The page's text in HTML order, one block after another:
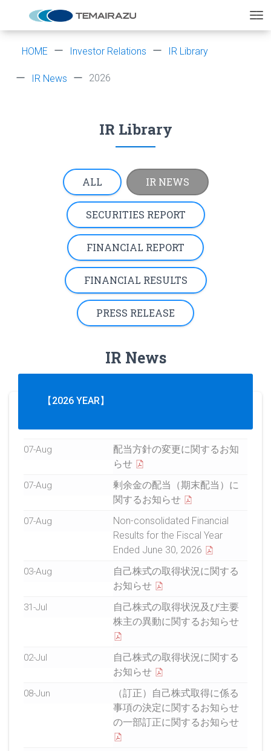
HOME Investor Relations IR Library
IR News 2026
IR Library
ALL IR NEWS
SECURITIES REPORT
FINANCIAL REPORT
FINANCIAL RESULTS
PRESS RELEASE
IR News
【2026 YEAR】
07-Aug
配当方針の変更に関するお知
らせ
07-Aug
剰余金の配当（期末配当）に
関するお知らせ
07-Aug
Non-consolidated Financial
Results for the Fiscal Year
Ended June 30, 2026
03-Aug
自己株式の取得状況に関する
お知らせ
31-Jul
自己株式の取得状況及び主要
株主の異動に関するお知らせ
02-Jul
自己株式の取得状況に関する
お知らせ
08-Jun
（訂正）自己株式取得に係る
事項の決定に関するお知らせ
の一部訂正に関するお知らせ